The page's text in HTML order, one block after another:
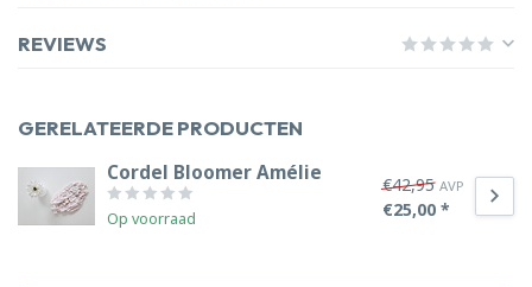
REVIEWS
GERELATEERDE PRODUCTEN
Cordel Bloomer Amélie
Op voorraad
€42,95 AVP
€25,00 *